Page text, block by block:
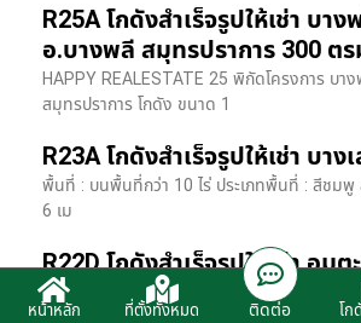
R25A โกดังสำเร็จรูปให้เช่า บา
อ.บางพลี สมุทรปราการ 300 ต
HAPPY REALESTATE 25 พิกัดโครงการ บา
สมุทรปราการ โกดัง ขนาด 1
R23A โกดังสำเร็จรูปให้เช่า บา
พื้นที่ : บนพื้นที่กว่า 10 ไร่ ประเภทพื้นที่ : สีชมพู
6 เม
R22D โกดังสำเร็จรูปให้เช่า อม
HR22 โกดังสำเร็จรูปให้เช่า พิกัด ติดนิคมอมตะ
รายละเอียดโรงง
หน้าหลัก ที่ตั้งทั้งหมด ติดต่อ โก